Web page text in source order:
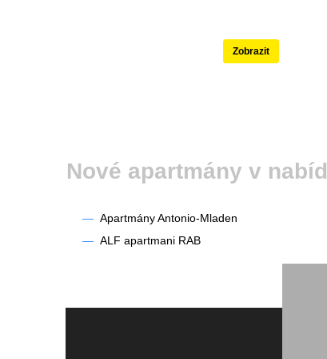
Zobrazit
Nové apartmány v
— Apartmány Antonio-Mladen
— ALF apartmani RAB